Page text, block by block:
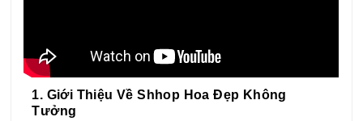
1. Giới Thiệu Về Shhop Hoa Đẹp Không
Tưởng